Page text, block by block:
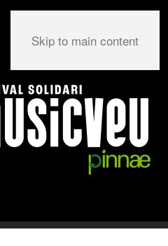
Skip to main content